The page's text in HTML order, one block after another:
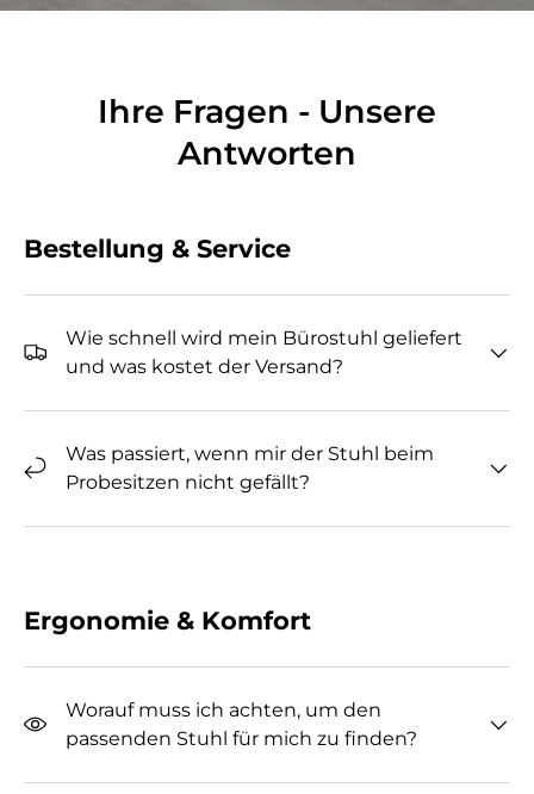
Ihre Fragen - Unsere
Antworten
Bestellung & Service
Wie schnell wird mein Bürostuhl geliefert
und was kostet der Versand?
Was passiert, wenn mir der Stuhl beim
Probesitzen nicht gefällt?
Ergonomie & Komfort
Worauf muss ich achten, um den
passenden Stuhl für mich zu finden?